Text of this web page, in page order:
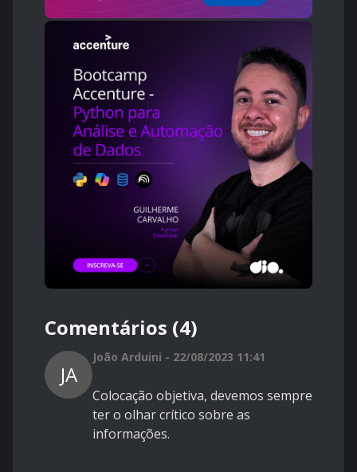
Comentários (4)
JA
João Arduini - 22/08/2023 11:41
Colocação objetiva, devemos sempre
ter o olhar crítico sobre as
informações.